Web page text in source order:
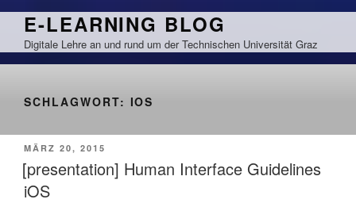
Zum
springen
E-LEARNING BLOG
Digitale Lehre an und rund um der Technischen Universität Graz
SCHLAGWORT: IOS
VERÖFFENTLICHT
AM
MÄRZ 20, 2015
[presentation] Human Interface Guidelines
iOS